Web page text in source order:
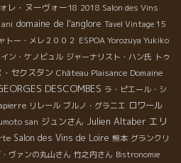
レ・ヌーヴォー18 2018 Salon des Vins
domaine de l'anglore Tavel Vintage 15
トー・メレ２００２ ESPOA Yorozuya Yukiko
ン・ケノビュル ジャーナリスト・ハン氏 トゥ
・セクスタン Château Plaisance Domaine
DESCOMBES ラ・ピエール・シ
リレール ブルノ・グラニエ ロワール
san ジュンさん Julien Altaber エリ
Salon des Vins de Loire 熊本 グランクリ
ヴァンの丸山さん 竹之内さん Bistronomie